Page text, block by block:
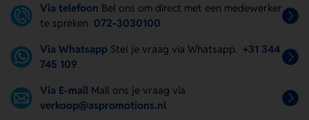
Via telefoon Bel ons om direct met een medewerker
te spreken 072-3030100
Via Whatsapp Stel je vraag via Whatsapp. +31 344
745 109
Via E-mail Mail ons je vraag via
verkoop@aspromotions.nl